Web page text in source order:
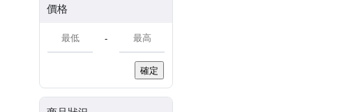
價格
-
確定